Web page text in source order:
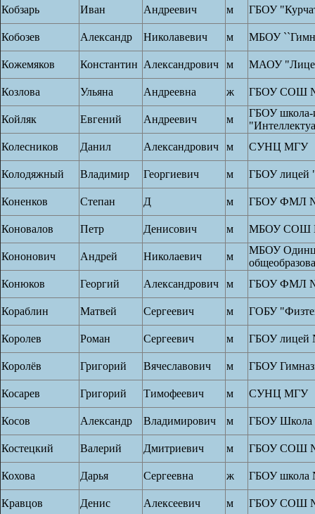
Кобзарь Иван Андреевич м ГБОУ
Кобозев Александр Николавевич м МБОУ
Кожемяков Константин Александрович м МАОУ
Козлова Ульяна Андреевна ж ГБОУ СОШ
Койляк Евгений Андреевич м
ГБОУ школа-
Колесников
Данил Александрович м СУНЦ МГУ
Колодяжный Владимир Георгиевич м ГБОУ лицей
Коненков Степан Д м ГБОУ ФМЛ
Коновалов Петр Денисович м МБОУ СОШ
Кононович Андрей Николаевич м
МБОУ
Конюков
Георгий Александрович м ГБОУ ФМЛ
Кораблин Матвей Сергеевич м ГОБУ
Королев Роман Сергеевич м ГБОУ лицей
Королёв Григорий Вячеславович м ГБОУ
Косарев Григорий Тимофеевич м СУНЦ МГУ
Косов Александр Владимирович м ГБОУ Школа
Костецкий Валерий Дмитриевич м ГБОУ СОШ
Кохова Дарья Сергеевна ж ГБОУ школа
Кравцов Денис Алексеевич м ГБОУ СОШ